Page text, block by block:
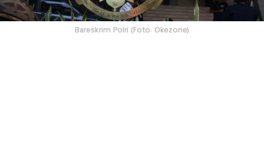
Bareskrim Polri (Foto: Okezone)